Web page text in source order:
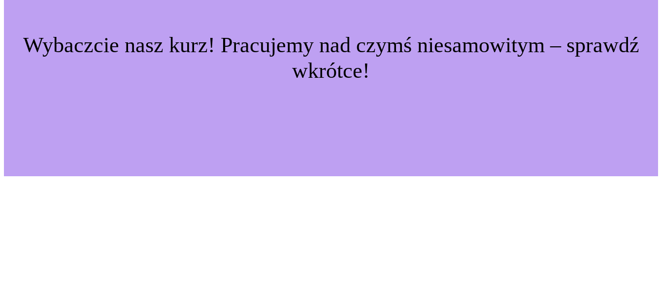
Wybaczcie nasz kurz! Pracujemy nad czymś niesamowitym – sprawdź
wkrótce!